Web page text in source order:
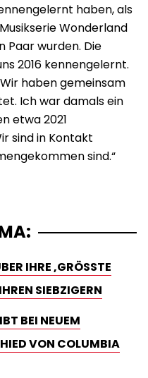
haben, als
Wonderland
Paar wurden. Die
2016 kennengelernt.
haben gemeinsam
Ich war damals ein
etwa 2021
sind in Kontakt
sind.“
IHRE ‚GRÖSSTE A
SIEBZIGERN
BEI NEUEM
VON COLUMBIA